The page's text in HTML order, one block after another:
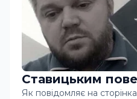
Ставицьким
Як повідомляє на